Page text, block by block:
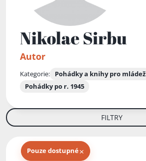
Nikolae Sirbu
Autor
Kategorie:
Pohádky a knihy pro mládež
Pohádky po r. 1945
FILTRY
Pouze dostupné×